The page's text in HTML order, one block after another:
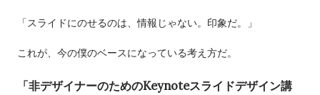
「スライドにのせるのは、情報じゃない。印象だ。」
これが、今の僕のベースになっている考え方だ。
「非デザイナーのためのKeynoteスライドデザイン講